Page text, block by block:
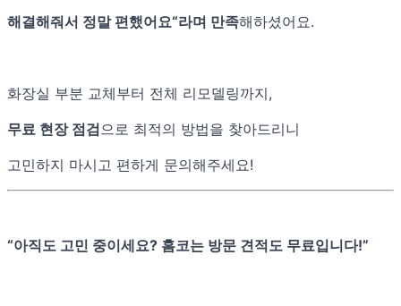
해결해줘서 정말 편했어요“라며 만족해하셨어요.
화장실 부분 교체부터 전체 리모델링까지,
무료 현장 점검으로 최적의 방법을 찾아드리니
고민하지 마시고 편하게 문의해주세요!
“아직도 고민 중이세요? 홈코는 방문 견적도 무료입니다!”